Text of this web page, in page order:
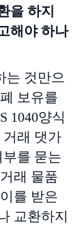
을 하지
해야 하나
는 것만으
보유를
1040양식
래 댓가
를 묻는
래 물품
를 받은
교환하지